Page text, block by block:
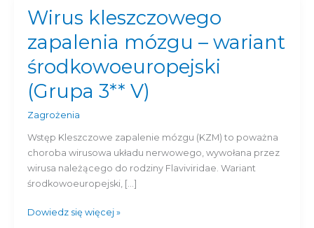
Wirus kleszczowego
zapalenia mózgu – wariant
środkowoeuropejski
(Grupa 3** V)
Zagrożenia
Wstęp Kleszczowe zapalenie mózgu (KZM) to poważna
choroba wirusowa układu nerwowego, wywołana przez
wirusa należącego do rodziny Flaviviridae. Wariant
środkowoeuropejski, […]
Wirus
kleszczowego
zapalenia
mózgu
–
wariant
środkowoeuropejski
(Grupa
3**
V)
Dowiedz się więcej »